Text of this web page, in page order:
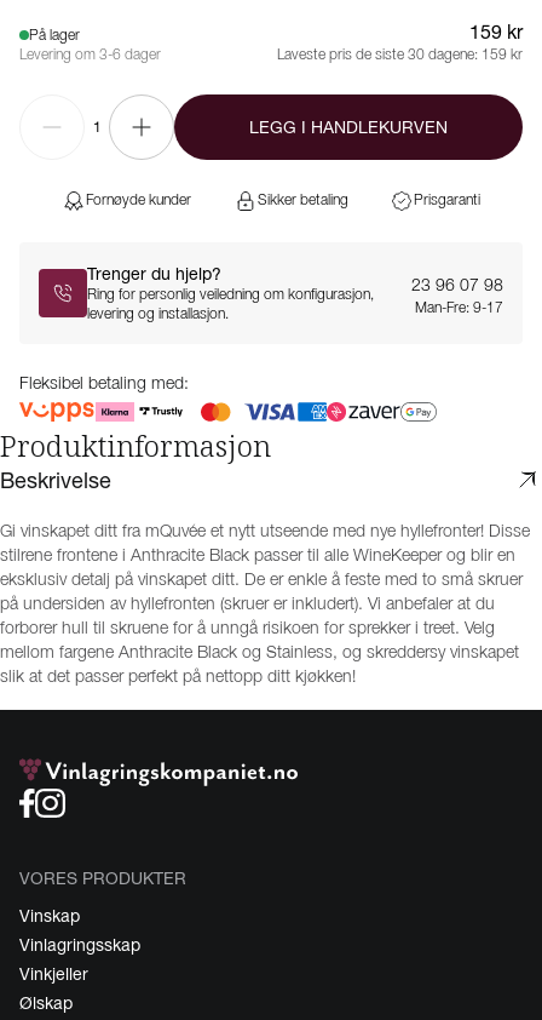
På lager
Levering om 3-6 dager
159 kr
Laveste pris de siste 30 dagene: 159 kr
1 LEGG I HANDLEKURVEN
Fornøyde kunder Sikker betaling Prisgaranti
Trenger du hjelp?
Ring for personlig veiledning om konfigurasjon,
levering og installasjon.
23 96 07 98
Man-Fre: 9-17
Fleksibel betaling med:
Produktinformasjon
Beskrivelse
Gi vinskapet ditt fra mQuvée et nytt utseende med nye hyllefronter! Disse
stilrene frontene i Anthracite Black passer til alle WineKeeper og blir en
eksklusiv detalj på vinskapet ditt. De er enkle å feste med to små skruer
på undersiden av hyllefronten (skruer er inkludert). Vi anbefaler at du
forborer hull til skruene for å unngå risikoen for sprekker i treet. Velg
mellom fargene Anthracite Black og Stainless, og skreddersy vinskapet
slik at det passer perfekt på nettopp ditt kjøkken!
VORES PRODUKTER
Vinskap
Vinlagringsskap
Vinkjeller
Ølskap